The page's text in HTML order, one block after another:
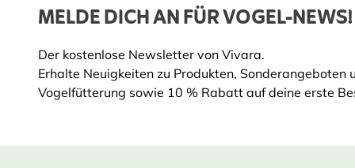
MELDE DICH AN FÜR VOGEL-NEWS!
Der kostenlose Newsletter von Vivara.
Erhalte Neuigkeiten zu Produkten, Sonderangeboten
Vogelfütterung sowie 10 % Rabatt auf deine erste